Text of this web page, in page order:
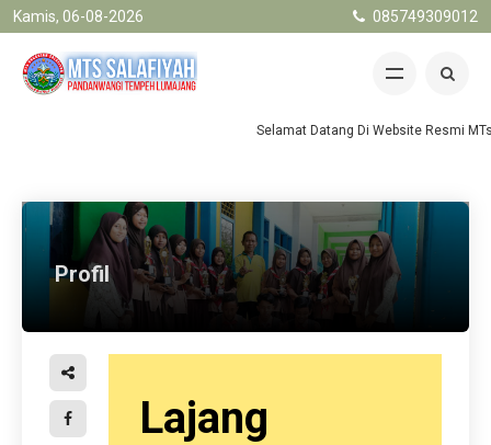
Kamis, 06-08-2026 085749309012
Selamat Datang Di Website Resmi
Profil
Lajang